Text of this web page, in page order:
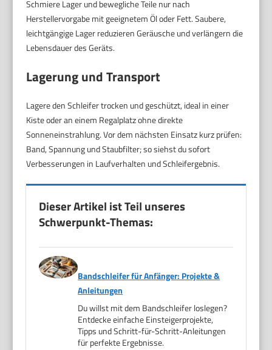
Schmiere Lager und bewegliche Teile nur nach
Herstellervorgabe mit geeignetem Öl oder Fett. Saubere,
leichtgängige Lager reduzieren Geräusche und verlängern die
Lebensdauer des Geräts.
Lagerung und Transport
Lagere den Schleifer trocken und geschützt, ideal in einer
Kiste oder an einem Regalplatz ohne direkte
Sonneneinstrahlung. Vor dem nächsten Einsatz kurz prüfen:
Band, Spannung und Staubfilter; so siehst du sofort
Verbesserungen in Laufverhalten und Schleifergebnis.
Dieser Artikel ist Teil unseres
Schwerpunkt-Themas:
Bandschleifer für Anfänger: Projekte &
Anleitungen
Du willst mit dem Bandschleifer loslegen?
Entdecke einfache Einsteigerprojekte,
Tipps und Schritt-für-Schritt-Anleitungen
für perfekte Ergebnisse.